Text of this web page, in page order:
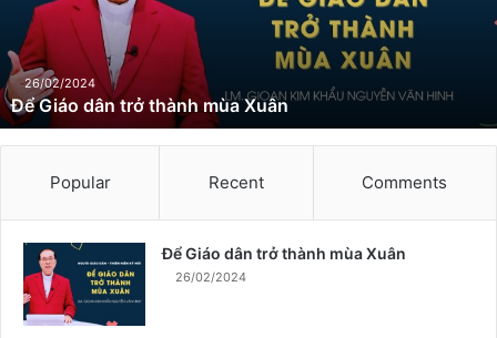
â
n
t
r
ở
à
26/02/2024
Để Giáo dân trở thành mùa Xuân
Popular Recent Comments
Để Giáo dân trở thành mùa Xuân
26/02/2024